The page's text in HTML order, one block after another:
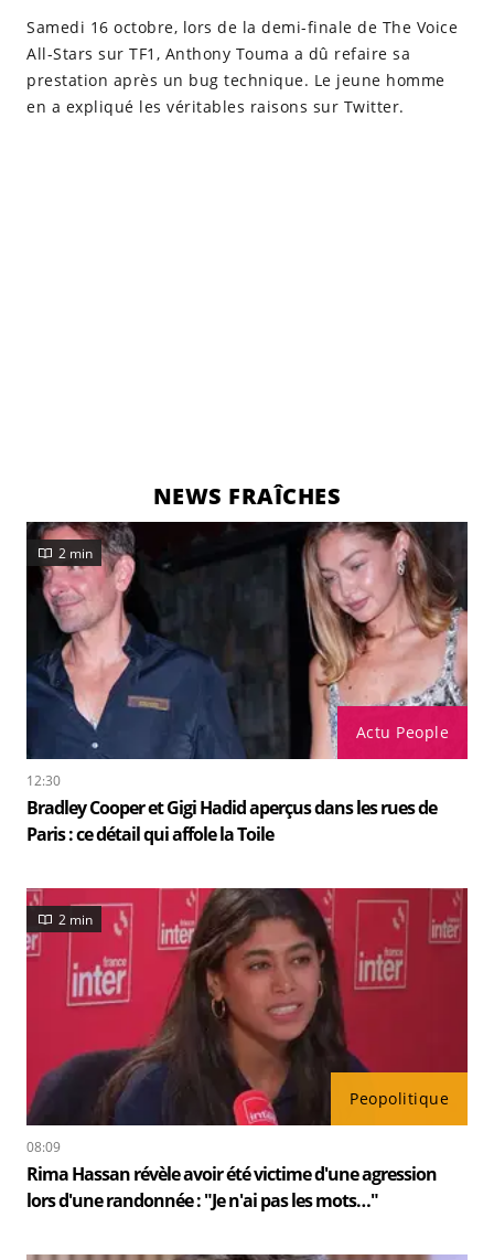
Samedi 16 octobre, lors de la demi-finale de The Voice
All-Stars sur TF1, Anthony Touma a dû refaire sa
prestation après un bug technique. Le jeune homme
en a expliqué les véritables raisons sur Twitter.
NEWS FRAÎCHES
Actu People
2 min
12:30
Bradley Cooper et Gigi Hadid aperçus dans les rues de
Paris : ce détail qui affole la Toile
Peopolitique
2 min
08:09
Rima Hassan révèle avoir été victime d'une agression
lors d'une randonnée : "Je n'ai pas les mots…"